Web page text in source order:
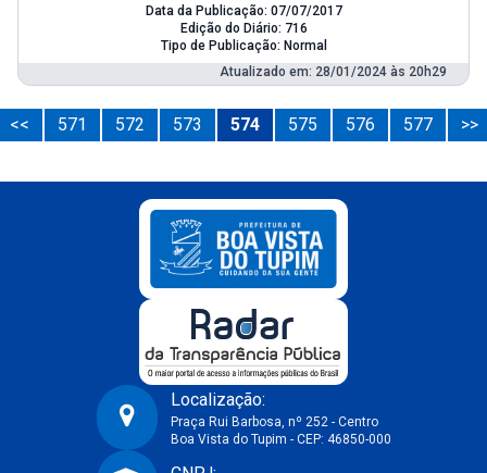
Data da Publicação: 07/07/2017
Edição do Diário: 716
Tipo de Publicação: Normal
Atualizado em: 28/01/2024 às 20h29
<< 571 572 573 574 575 576 577 >>
Prefeitura Municipal de Boa Vista do Tupim-BA
Localização:
Praça Rui Barbosa, nº 252 - Centro
Boa Vista do Tupim - CEP: 46850-000